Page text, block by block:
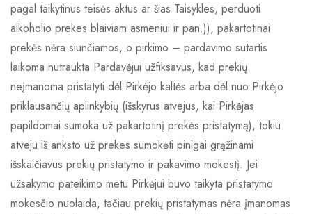
pagal taikytinus teisės aktus ar šias Taisykles, perduoti
alkoholio prekes blaiviam asmeniui ir pan.)), pakartotinai
prekės nėra siunčiamos, o pirkimo – pardavimo sutartis
laikoma nutraukta Pardavėjui užfiksavus, kad prekių
neįmanoma pristatyti dėl Pirkėjo kaltės arba dėl nuo Pirkėjo
priklausančių aplinkybių (išskyrus atvejus, kai Pirkėjas
papildomai sumoka už pakartotinį prekės pristatymą), tokiu
atveju iš anksto už prekes sumokėti pinigai grąžinami
išskaičiavus prekių pristatymo ir pakavimo mokestį. Jei
užsakymo pateikimo metu Pirkėjui buvo taikyta pristatymo
mokesčio nuolaida, tačiau prekių pristatymas nėra įmanomas